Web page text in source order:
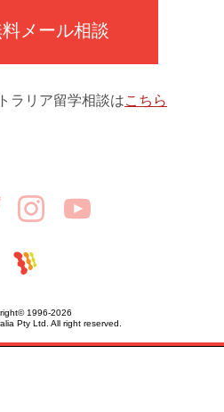
メール相談
ラリア留学相談はこちら
1996-2026
Pty Ltd. All right reserved.